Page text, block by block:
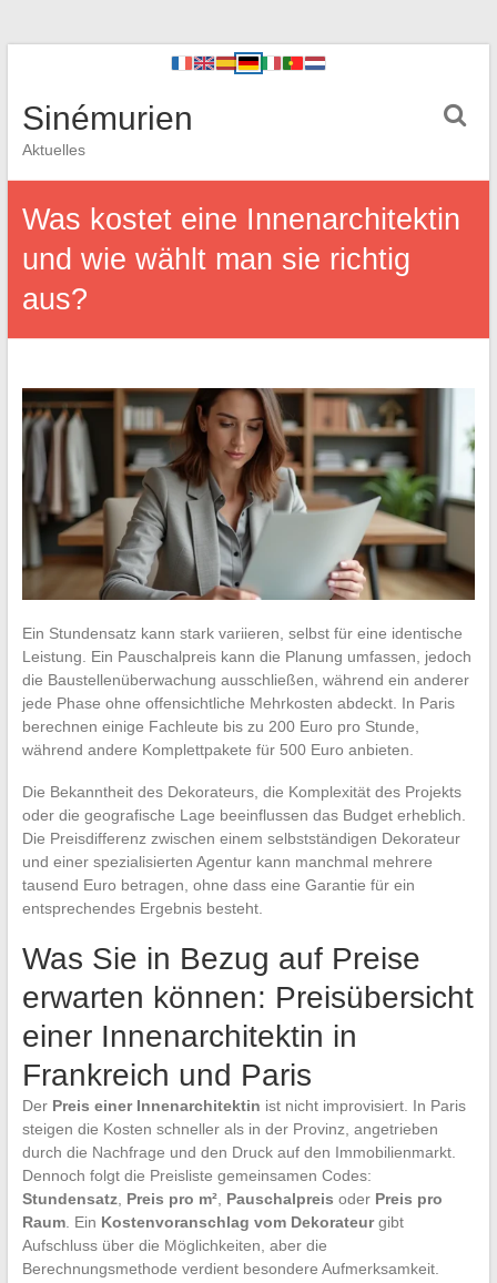
Sinémurien
Aktuelles
Was kostet eine Innenarchitektin
und wie wählt man sie richtig
aus?
Ein Stundensatz kann stark variieren, selbst für eine identische
Leistung. Ein Pauschalpreis kann die Planung umfassen, jedoch
die Baustellenüberwachung ausschließen, während ein anderer
jede Phase ohne offensichtliche Mehrkosten abdeckt. In Paris
berechnen einige Fachleute bis zu 200 Euro pro Stunde,
während andere Komplettpakete für 500 Euro anbieten.
Die Bekanntheit des Dekorateurs, die Komplexität des Projekts
oder die geografische Lage beeinflussen das Budget erheblich.
Die Preisdifferenz zwischen einem selbstständigen Dekorateur
und einer spezialisierten Agentur kann manchmal mehrere
tausend Euro betragen, ohne dass eine Garantie für ein
entsprechendes Ergebnis besteht.
Was Sie in Bezug auf Preise
erwarten können: Preisübersicht
einer Innenarchitektin in
Frankreich und Paris
Der Preis einer Innenarchitektin ist nicht improvisiert. In Paris
steigen die Kosten schneller als in der Provinz, angetrieben
durch die Nachfrage und den Druck auf den Immobilienmarkt.
Dennoch folgt die Preisliste gemeinsamen Codes:
Stundensatz, Preis pro m², Pauschalpreis oder Preis pro
Raum. Ein Kostenvoranschlag vom Dekorateurgibt
Aufschluss über die Möglichkeiten, aber die
Berechnungsmethode verdient besondere Aufmerksamkeit.